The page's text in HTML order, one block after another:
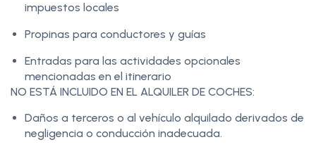
impuestos locales
Propinas para conductores y guías
Entradas para las actividades opcionales
mencionadas en el itinerario
NO ESTÁ INCLUIDO EN EL ALQUILER DE COCHES:
Daños a terceros o al vehículo alquilado derivados de
negligencia o conducción inadecuada.